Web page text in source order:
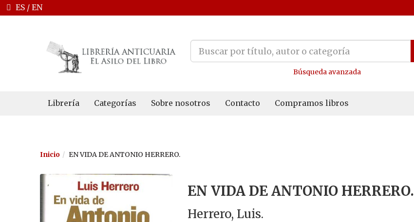
ES / EN
Búsqueda avanzada
Librería Categorías Sobre nosotros Contacto Compramos libros
Inicio EN VIDA DE ANTONIO HERRERO.
EN VIDA DE ANTONIO HERRERO.
Herrero, Luis.